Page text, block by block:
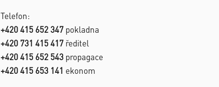
Telefon:
+420 415 652 347 pokladna
+420 731 415 417 ředitel
+420 415 652 543 propagace
+420 415 653 141 ekonom